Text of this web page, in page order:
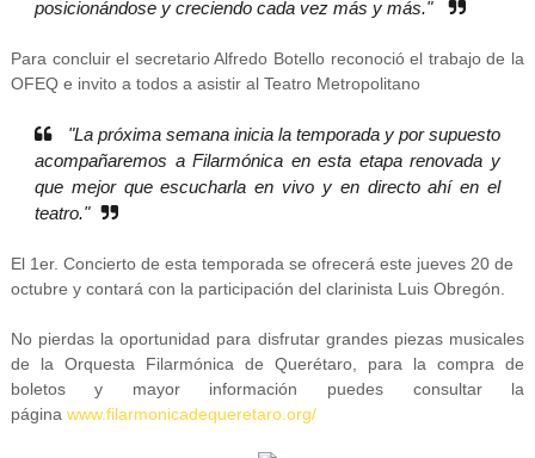
posicionándose y creciendo cada vez más y más."
Para concluir el secretario Alfredo Botello reconoció el trabajo de la
OFEQ e invito a todos a asistir al Teatro Metropolitano
"La próxima semana inicia la temporada y por supuesto
acompañaremos a Filarmónica en esta etapa renovada y
que mejor que escucharla en vivo y en directo ahí en el
teatro."
El 1er. Concierto de esta temporada se ofrecerá este jueves 20 de
octubre y contará con la participación del clarinista Luis Obregón.
No pierdas la oportunidad para disfrutar grandes piezas musicales
de la Orquesta Filarmónica de Querétaro, para la compra de
boletos y mayor información puedes consultar la
página www.filarmonicadequeretaro.org/